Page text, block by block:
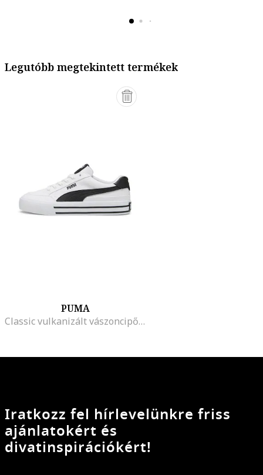
Legutóbb megtekintett termékek
PUMA
Classic vulkanizált vászoncipő, Fehér/Fekete
Iratkozz fel hírlevelünkre friss
ajánlatokért és
divatinspirációkért!